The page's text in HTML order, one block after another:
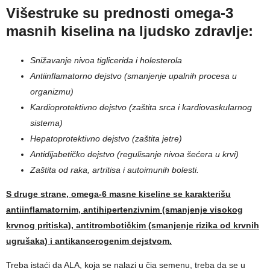
Višestruke su prednosti omega-3
masnih kiselina na ljudsko zdravlje:
Snižavanje nivoa tiglicerida i holesterola
Antiinflamatorno dejstvo (smanjenje upalnih procesa u
organizmu)
Kardioprotektivno dejstvo (zaštita srca i kardiovaskularnog
sistema)
Hepatoprotektivno dejstvo (zaštita jetre)
Antidijabetičko dejstvo (regulisanje nivoa šećera u krvi)
Zaštita od raka, artritisa i autoimunih bolesti.
S druge strane, omega-6 masne kiseline se karakterišu
antiinflamatornim, antihipertenzivnim (smanjenje visokog
krvnog pritiska), antitrombotičkim (smanjenje rizika od krvnih
ugrušaka) i antikancerogenim dejstvom.
Treba istaći da ALA, koja se nalazi u čia semenu, treba da se u